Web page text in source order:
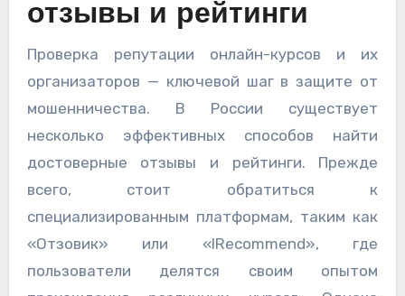
отзывы и рейтинги
Проверка репутации онлайн-курсов и их
организаторов — ключевой шаг в защите от
мошенничества. В России существует
несколько эффективных способов найти
достоверные отзывы и рейтинги. Прежде
всего, стоит обратиться к
специализированным платформам, таким как
«Отзовик» или «IRecommend», где
пользователи делятся своим опытом